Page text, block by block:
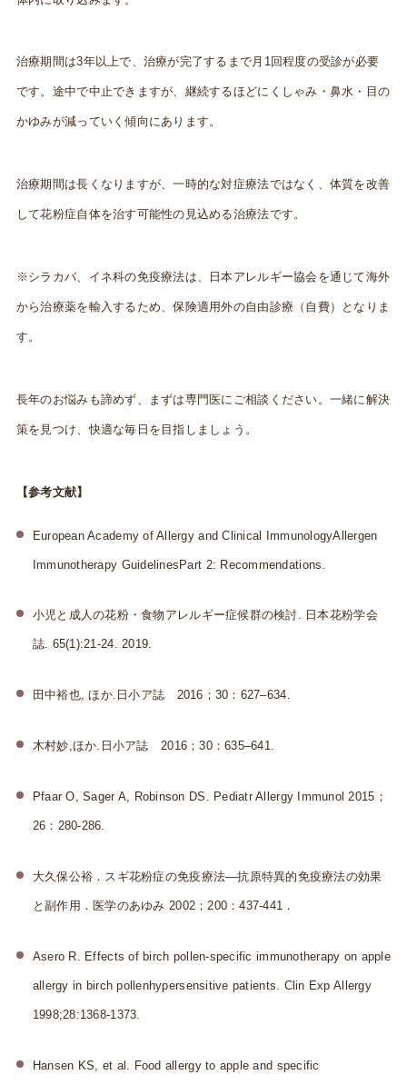
治療期間は3年以上で、治療が完了するまで月1回程度の受診が必要
です。途中で中止できますが、継続するほどにくしゃみ・鼻水・目の
かゆみが減っていく傾向にあります。
治療期間は長くなりますが、一時的な対症療法ではなく、体質を改善
して花粉症自体を治す可能性の見込める治療法です。
※シラカバ、イネ科の免疫療法は、日本アレルギー協会を通じて海外
から治療薬を輸入するため、保険適用外の自由診療（自費）となりま
す。
長年のお悩みも諦めず、まずは専門医にご相談ください。一緒に解決
策を見つけ、快適な毎日を目指しましょう。
【参考文献】
European Academy of Allergy and Clinical ImmunologyAllergen
Immunotherapy GuidelinesPart 2: Recommendations.
小児と成人の花粉・食物アレルギー症候群の検討. 日本花粉学会
誌. 65(1):21-24. 2019.
田中裕也, ほか.日小ア誌 2016；30：627‒634.
木村妙,ほか.日小ア誌 2016；30：635‒641.
Pfaar O, Sager A, Robinson DS. Pediatr Allergy Immunol 2015；
26：280‐286.
大久保公裕．スギ花粉症の免疫療法―抗原特異的免疫療法の効果
と副作用．医学のあゆみ 2002；200：437‐441．
Asero R. Effects of birch pollen-specific immunotherapy on apple
allergy in birch pollenhypersensitive patients. Clin Exp Allergy
1998;28:1368-1373.
Hansen KS, et al. Food allergy to apple and specific